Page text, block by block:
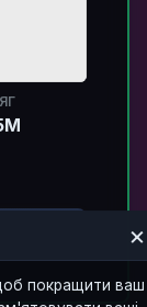
×
покращити ваш